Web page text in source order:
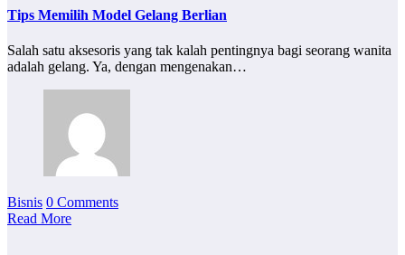
Tips Memilih Model Gelang Berlian
Salah satu aksesoris yang tak kalah pentingnya bagi seorang wanita
adalah gelang. Ya, dengan mengenakan…
Bisnis 0 Comments
Read More